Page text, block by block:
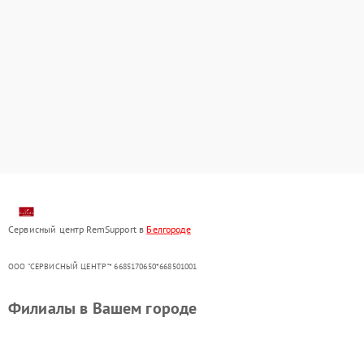
Сервисный центр RemSupport в Белгороде
ООО "СЕРВИСНЫЙ ЦЕНТР"* 6685170650*668501001
Филиалы в Вашем городе